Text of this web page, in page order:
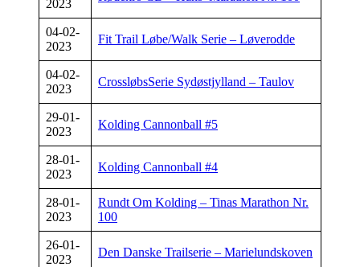
2023
04-02-
2023
Fit Trail Løbe/Walk Serie – Løverodde
04-02-
2023
CrossløbsSerie Sydøstjylland – Taulov
29-01-
2023
Kolding Cannonball #5
28-01-
2023
Kolding Cannonball #4
28-01-
2023
Rundt Om Kolding – Tinas Marathon Nr.
100
26-01-
2023
Den Danske Trailserie – Marielundskoven